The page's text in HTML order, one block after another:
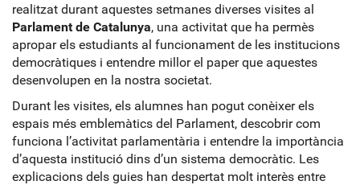
realitzat durant aquestes setmanes diverses visites al
Parlament de Catalunya, una activitat que ha permès
apropar els estudiants al funcionament de les institucions
democràtiques i entendre millor el paper que aquestes
desenvolupen en la nostra societat.
Durant les visites, els alumnes han pogut conèixer els
espais més emblemàtics del Parlament, descobrir com
funciona l’activitat parlamentària i entendre la importància
d’aquesta institució dins d’un sistema democràtic. Les
explicacions dels guies han despertat molt interès entre